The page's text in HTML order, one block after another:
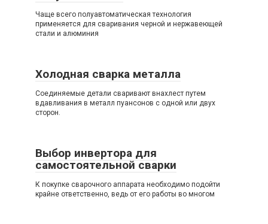
Чаще всего полуавтоматическая технология
применяется для сваривания черной и нержавеющей
стали и алюминия
Холодная сварка металла
Соединяемые детали сваривают внахлест путем
вдавливания в металл пуансонов с одной или двух
сторон.
Выбор инвертора для
самостоятельной сварки
К покупке сварочного аппарата необходимо подойти
крайне ответственно, ведь от его работы во многом